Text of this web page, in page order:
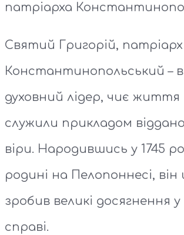
патріарха
Святий Григорій, патріарх
Константинопольський –
духовний лідер, чиє життя
служили прикладом
віри. Народившись у 1745
родині на Пелопоннесі,
зробив великі досягнення у
справі.